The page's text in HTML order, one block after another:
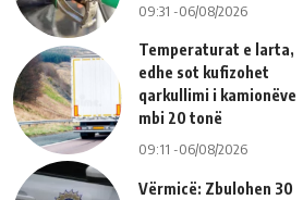
09:31 -06/08/2026
Temperaturat e larta,
edhe sot kufizohet
qarkullimi i kamionëve
mbi 20 tonë
09:11 -06/08/2026
Vërmicë: Zbulohen 30